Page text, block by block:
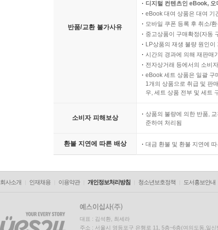
반품/교환 불가사유
디지털 컨텐츠인 eBook,
eBook 대여 상품은 대여 기
모바일 쿠폰 등록 후 취소/
중고상품이 구매확정(자동
LP상품의 재생 불량 원인
시간의 경과에 의해 재판매
전자상거래 등에서의 소비
eBook 세트 상품은 일괄 구
1개의 상품으로 취급 및 판
우, 세트 상품 전부 및 세트
소비자 피해보상
상품의 불량에 의한 반품,
준하여 처리됨
환불 지연에 따른 배상 대금 환불 및 환불 지연에
회사소개 인재채용 이용약관 개인정보처리방침 청소년보호정책 도서홍보안내
대표 : 김석환, 최세라
주소 : 서울시 영등포구 은행로 11, 5층~6층(여의도동,일신